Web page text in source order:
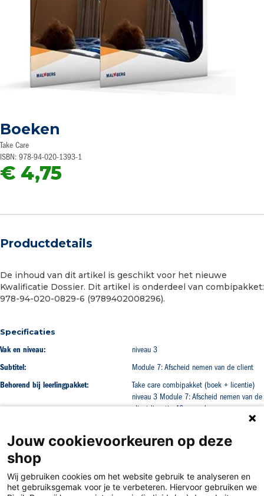
Boeken
Take Care
ISBN: 978-94-020-1393-1
€ 4,75
het
begin
van
de
afbeeldingen-
Productdetails
De inhoud van dit artikel is geschikt voor het nieuwe
Kwalificatie Dossier. Dit artikel is onderdeel van combipakket:
978-94-020-0829-6 (9789402008296).
Specificaties
Vak en niveau:
niveau 3
Subtitel:
Module 7: Afscheid nemen van de client
Behorend bij leerlingpakket:
Take care combipakket (boek + licentie)
niveau 3 Module 7: Afscheid nemen van de
client licentie 48 maanden
Jouw cookievoorkeuren op deze
shop
Wij gebruiken cookies om het website gebruik te analyseren en
het gebruiksgemak voor je te verbeteren. Hiervoor gebruiken we